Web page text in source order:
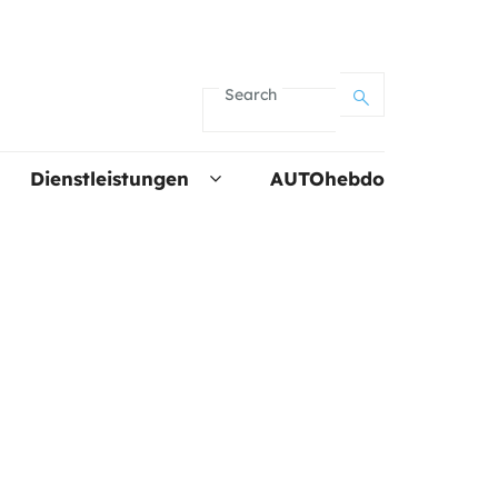
Search
Dienstleistungen AUTOhebdo